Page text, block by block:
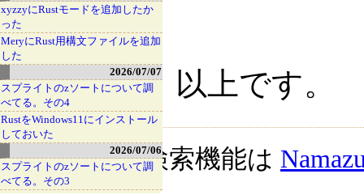
以上です。
xyzzyにRustモードを追加したか
った
MeryにRust用構文ファイルを追加
した
2026/07/07
スプライトのzソートについて調
べてる。その4
RustをWindows11にインストール
しておいた
2026/07/06
スプライトのzソートについて調
べてる。その3
検索機能は